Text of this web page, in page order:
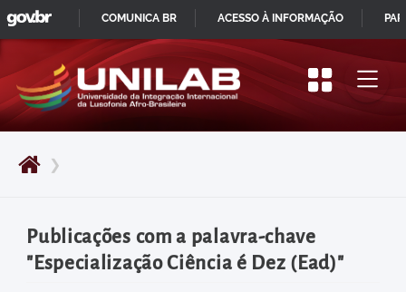
Pular
para
início
do
principal
Acessar
diretamente
❯
Publicações com a palavra-chave
"Especialização Ciência é Dez (Ead)"
IR
PARA
CONTEÚDO
GOVBR
COMUNICA BR ACESSO À INFORMAÇÃO